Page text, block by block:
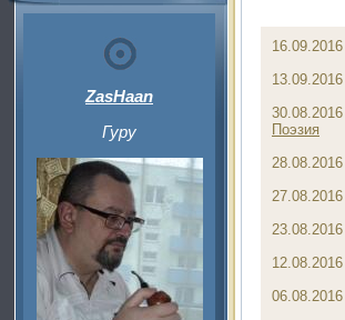
ZasHaan
Гуру
Поэзия